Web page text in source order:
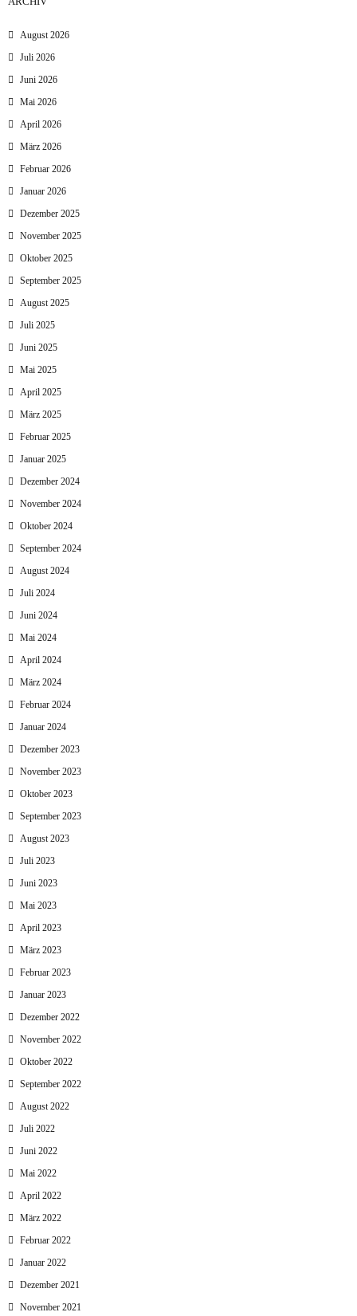
August 2026
Juli 2026
Juni 2026
Mai 2026
April 2026
März 2026
Februar 2026
Januar 2026
Dezember 2025
November 2025
Oktober 2025
September 2025
August 2025
Juli 2025
Juni 2025
Mai 2025
April 2025
März 2025
Februar 2025
Januar 2025
Dezember 2024
November 2024
Oktober 2024
September 2024
August 2024
Juli 2024
Juni 2024
Mai 2024
April 2024
März 2024
Februar 2024
Januar 2024
Dezember 2023
November 2023
Oktober 2023
September 2023
August 2023
Juli 2023
Juni 2023
Mai 2023
April 2023
März 2023
Februar 2023
Januar 2023
Dezember 2022
November 2022
Oktober 2022
September 2022
August 2022
Juli 2022
Juni 2022
Mai 2022
April 2022
März 2022
Februar 2022
Januar 2022
Dezember 2021
November 2021